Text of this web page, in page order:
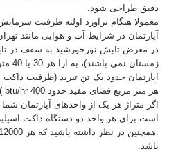
دقیق طراحی شود.
معمولا هنگام برآورد اولیه ظرفیت
آپارتمان در شرایط آب و هوایی مانند
در معرض تابش نورخورشید به سقف در
آپارتمان حدود یک تن تبرید (ظرفیت
هر متر مربع فضای مفید حدود 400 btu/hr ).
است برای هر واحد دو دستگاه داکت
باشد.